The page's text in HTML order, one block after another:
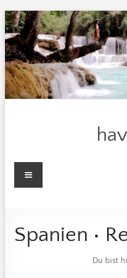
Zum
Inhalt
springen
Menü
Spanien •
Du bist